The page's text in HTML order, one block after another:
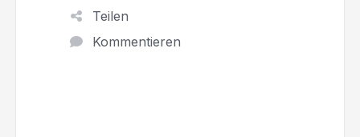
Teilen
Kommentieren